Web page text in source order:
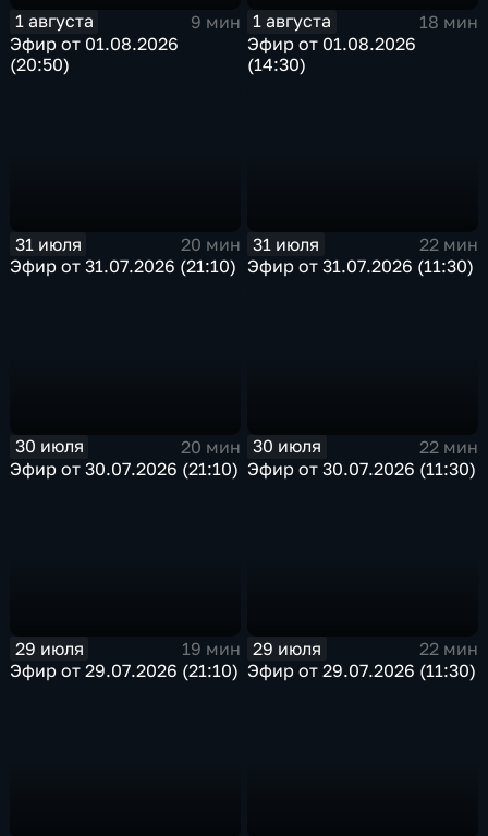
1 августа
9 мин
Эфир от 01.08.2026
(20:50)
1 августа
18 мин
Эфир от 01.08.2026
(14:30)
31 июля
20 мин
Эфир от 31.07.2026 (21:10)
31 июля
22 мин
Эфир от 31.07.2026 (11:30)
30 июля
20 мин
Эфир от 30.07.2026 (21:10)
30 июля
22 мин
Эфир от 30.07.2026 (11:30)
29 июля
19 мин
Эфир от 29.07.2026 (21:10)
29 июля
22 мин
Эфир от 29.07.2026 (11:30)